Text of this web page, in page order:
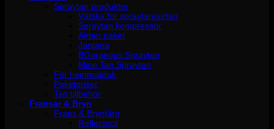
Spraytan produkter
Vätska för spraytan/airtan
Spraytan kompressor
Airtan paket
Jantana
BGorgeous Spraytan
Mine Tan Spraytan
För hemmabruk
Paketpriser
Tan tillbehör
Fransar & Bryn
Frans & Brynfärg
Reflectocil